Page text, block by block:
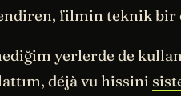
filmin teknik
yerlerde de
déjà vu hissini